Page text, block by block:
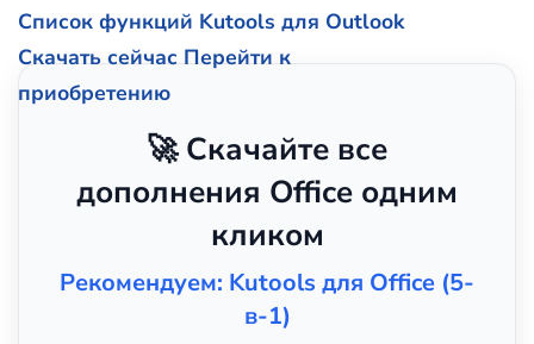
Список функций Kutools для Outlook
Скачать сейчас Перейти к
приобретению
🚀 Скачайте все
дополнения Office одним
кликом
Рекомендуем: Kutools для Office (5-
в-1)